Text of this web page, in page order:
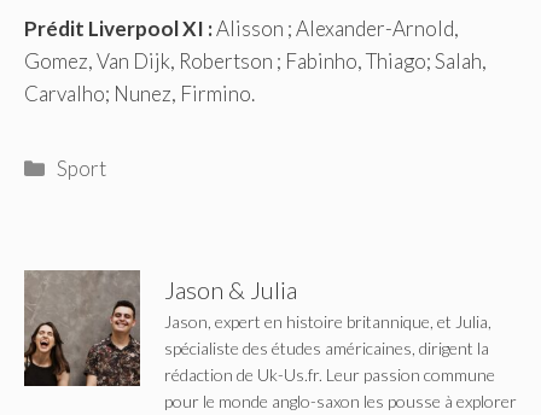
Prédit Liverpool XI :Alisson ; Alexander-Arnold,
Gomez, Van Dijk, Robertson ; Fabinho, Thiago; Salah,
Carvalho; Nunez, Firmino.
Catégories
Sport
Jason & Julia
Jason, expert en histoire britannique, et Julia,
spécialiste des études américaines, dirigent la
rédaction de Uk-Us.fr. Leur passion commune
pour le monde anglo-saxon les pousse à explorer